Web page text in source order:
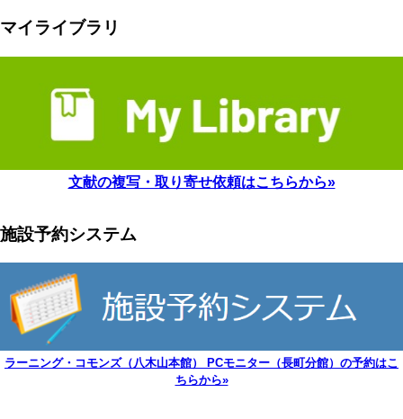
マイライブラリ
文献の複写・取り寄せ依頼はこちらから»
施設予約システム
ラーニング・コモンズ（八木山本館） PCモニター（長町分館）の予約はこ
ちらから»